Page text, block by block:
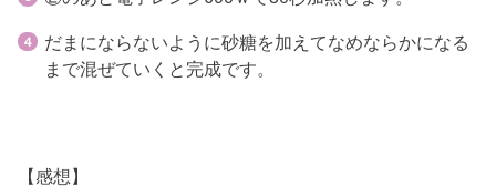
だまにならないように砂糖を加えてなめならかになる
まで混ぜていくと完成です。
【感想】